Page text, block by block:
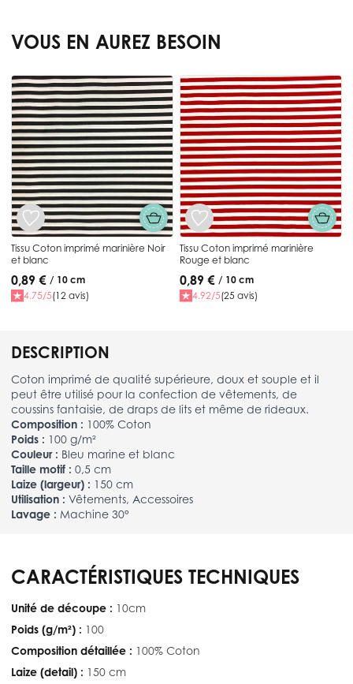
DESCRIPTION
Coton imprimé de qualité supérieure, doux et souple et il
peut être utilisé pour la confection de vêtements, de
coussins fantaisie, de draps de lits et même de rideaux.
Composition : 100% Coton
Poids : 100 g/m²
Couleur : Bleu marine et blanc
Taille motif : 0,5 cm
Laize (largeur) : 150 cm
Utilisation : Vêtements, Accessoires
Lavage : Machine 30°
VOUS EN AUREZ BESOIN
Press to skip carousel
Tissu Coton imprimé marinière Noir
et blanc
0,89 € / 10 cm
4.75/5(12 avis)
Tissu Coton imprimé marinière
Rouge et blanc
0,89 € / 10 cm
4.92/5(25 avis)
CARACTÉRISTIQUES TECHNIQUES
Unité de découpe : 10cm
Poids (g/m²) : 100
Composition détaillée : 100% Coton
Laize (detail) : 150 cm